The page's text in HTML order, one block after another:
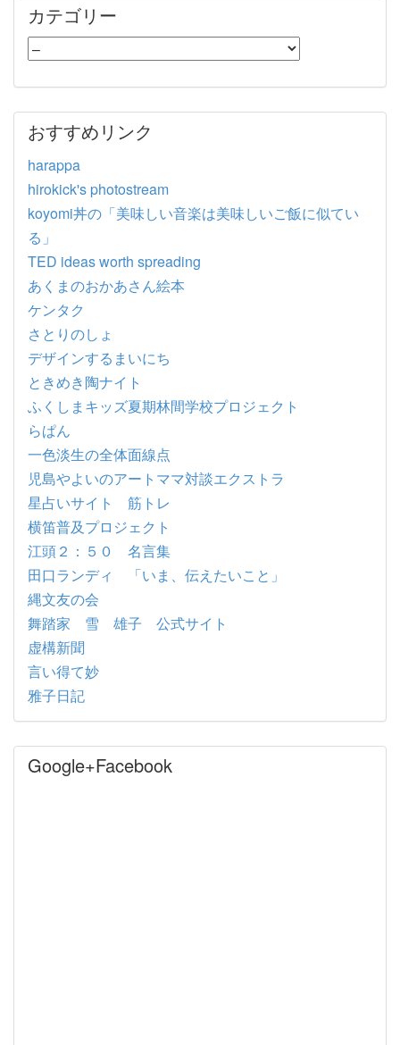
カテゴリー
おすすめリンク
harappa
hirokick's photostream
koyomi丼の「美味しい音楽は美味しいご飯に似てい
る」
TED ideas worth spreading
あくまのおかあさん絵本
ケンタク
さとりのしょ
デザインするまいにち
ときめき陶ナイト
ふくしまキッズ夏期林間学校プロジェクト
らぱん
一色淡生の全体面線点
児島やよいのアートママ対談エクストラ
星占いサイト 筋トレ
横笛普及プロジェクト
江頭２：５０ 名言集
田口ランディ 「いま、伝えたいこと」
縄文友の会
舞踏家 雪 雄子 公式サイト
虚構新聞
言い得て妙
雅子日記
Google+Facebook